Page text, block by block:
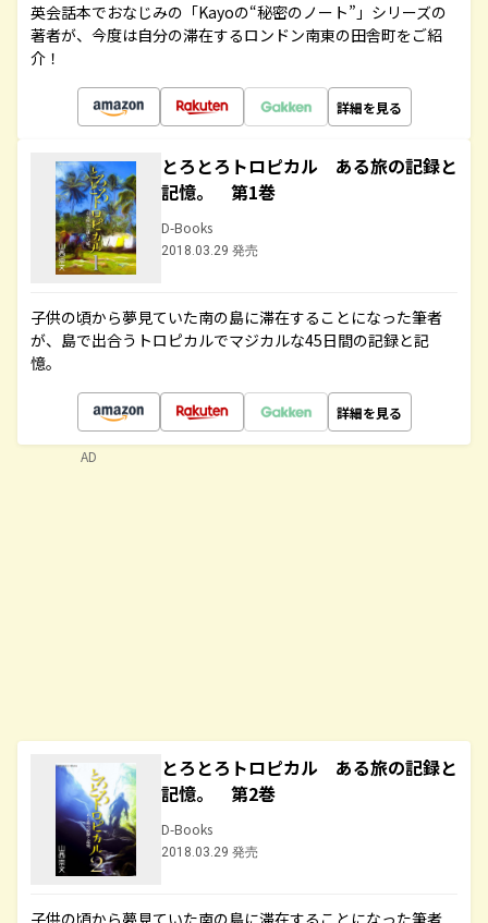
英会話本でおなじみの「Kayoの“秘密のノート”」シリーズの
著者が、今度は自分の滞在するロンドン南東の田舎町をご紹
介！
詳細を見る
とろとろトロピカル ある旅の記録と
記憶。 第1巻
D-Books
2018.03.29 発売
子供の頃から夢見ていた南の島に滞在することになった筆者
が、島で出合うトロピカルでマジカルな45日間の記録と記
憶。
詳細を見る
とろとろトロピカル ある旅の記録と
記憶。 第2巻
D-Books
2018.03.29 発売
子供の頃から夢見ていた南の島に滞在することになった筆者
AD